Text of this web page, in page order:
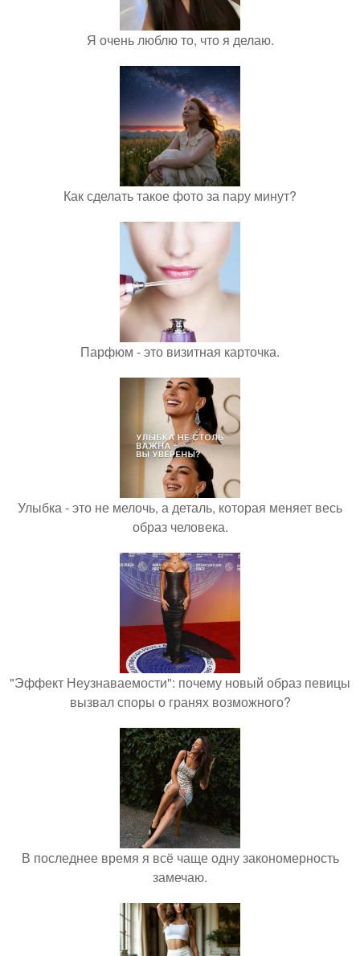
Я очень люблю то, что я делаю.
Как сделать такое фото за пару минут?
Парфюм - это визитная карточка.
Улыбка - это не мелочь, а деталь, которая меняет весь
образ человека.
"Эффект Неузнаваемости": почему новый образ певицы
вызвал споры о гранях возможного?
В последнее время я всё чаще одну закономерность
замечаю.